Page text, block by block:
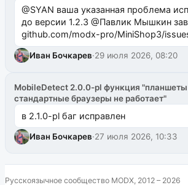
@SYAN ваша указанная проблема
до версии 1.2.3 @Павлик Мышкин
github.com/modx-pro/MiniShop3/
github.com/modx-pro/MiniShop3/
в б...
Иван Бочкарев·29 июля 2026, 08:20
MobileDetect 2.0.0-pl функция "планшеты
стандартные браузеры не работает"
в 2.1.0-pl баг исправлен
Иван Бочкарев·27 июля 2026, 10:33
Русскоязычное сообщество MODX, 2012 – 2026